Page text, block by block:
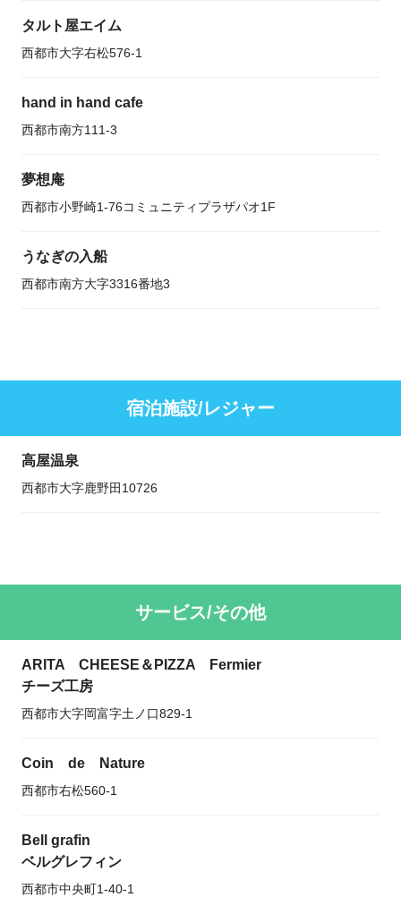
タルト屋エイム
西都市大字右松576-1
hand in hand cafe
西都市南方111-3
夢想庵
西都市小野崎1-76コミュニティプラザパオ1F
うなぎの入船
西都市南方大字3316番地3
宿泊施設/レジャー
高屋温泉
西都市大字鹿野田10726
サービス/その他
ARITA CHEESE＆PIZZA Fermier
チーズ工房
西都市大字岡富字土ノ口829-1
Coin de Nature
西都市右松560-1
Bell grafin
ベルグレフィン
西都市中央町1-40-1